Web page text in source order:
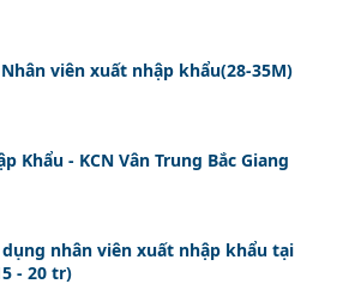
viên xuất nhập khẩu(28-35M)
Khẩu - KCN Vân Trung Bắc Giang
nhân viên xuất nhập khẩu tại
- 20 tr)